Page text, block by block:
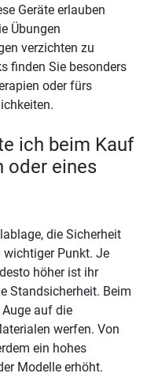
Geräte erlauben
Übungen
verzichten zu
finden Sie besonders
oder fürs
ich beim Kauf
oder eines
die Sicherheit
Punkt. Je
höher ist ihr
Standsicherheit. Beim
auf die
werfen. Von
ein hohes
Modelle erhöht.